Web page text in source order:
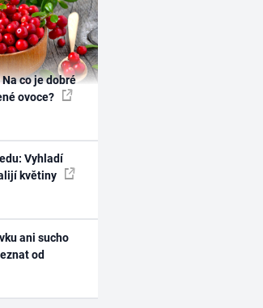
co je dobré
ovoce?
Vyhladí
květiny
ani sucho
od